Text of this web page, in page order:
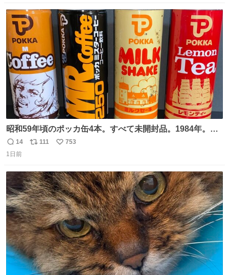
ト
数
数
昭和59年頃のポッカ缶4本。すべて未開封品。1984年。P
マーク。昭和レトロ！
返
信
14
リ
ト
数
111
い
数
753
1日前